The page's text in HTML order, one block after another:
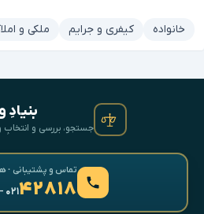
خانواده کیفری و جرایم ملکی و
بنیادِ
جستجو، بررسی و انتخابِ
تماس و پشتیبانی ·
۴۲۸۱۸- ۰۲۱